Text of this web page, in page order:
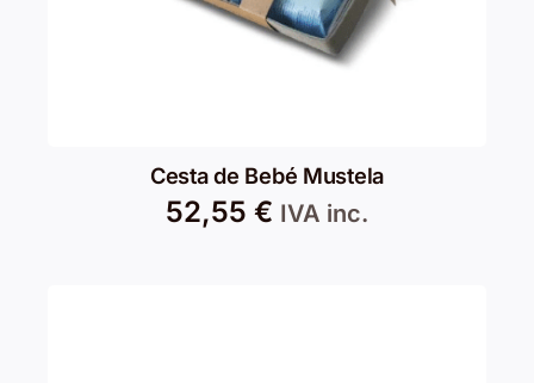
Cesta de Bebé Mustela
52,55 € IVA inc.